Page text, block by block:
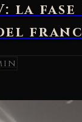
la fase